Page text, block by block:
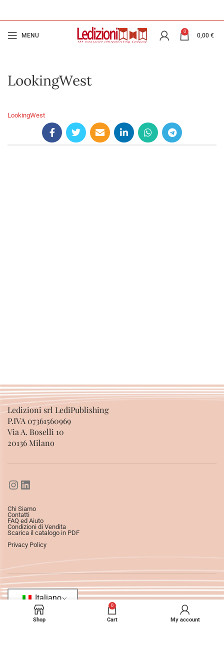
MENU
0
0,00 €
LookingWest
LookingWest
Ledizioni srl LediPublishing
P.IVA 07361560969
Via A. Boselli 10
20136 Milano
Chi Siamo
Contatti
FAQ ed Aiuto
Condizioni di Vendita
Scarica il catalogo in PDF
Privacy Policy
Italiano
Shop
0
Cart My account